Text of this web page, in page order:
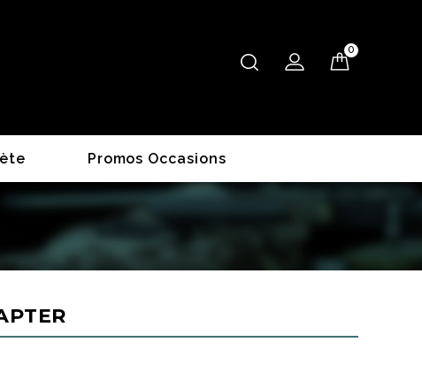
0
Promos Occasions